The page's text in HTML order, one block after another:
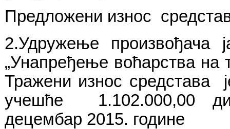
Предложени износ
2.Удружење произвођача
„Унапређење воћарства на
Тражени износ средстава
учешће 1.102.000,00
децембар 2015. године